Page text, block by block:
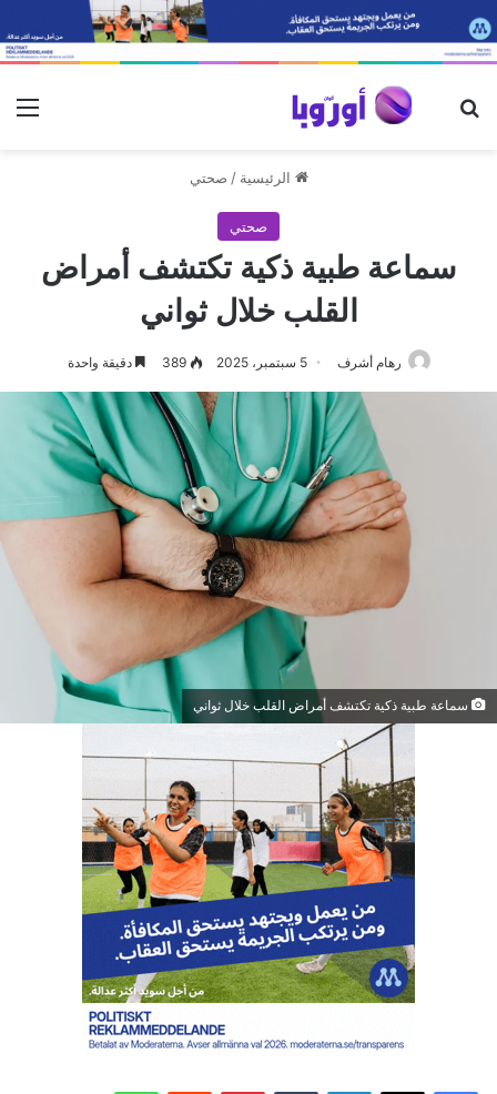
بحث عن
الرئيسية / صحتي
صحتي
سماعة طبية ذكية تكتشف أمراض
القلب خلال ثواني
رهام أشرف 5 سبتمبر، 2025 389 دقيقة واحدة
سماعة طبية ذكية تكتشف أمراض القلب خلال ثواني